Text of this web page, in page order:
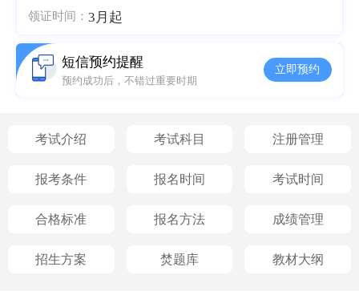
领证时间： 3月起
短信预约提醒
预约成功后，不错过重要时期
立即预约
考试介绍 考试科目 注册管理
报考条件 报名时间 考试时间
合格标准 报名方法 成绩管理
招生方案 焚题库 教材大纲